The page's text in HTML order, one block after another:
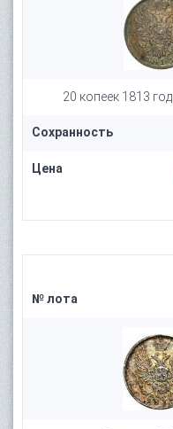
20 копеек 1813
Сохранность
Цена
№ лота